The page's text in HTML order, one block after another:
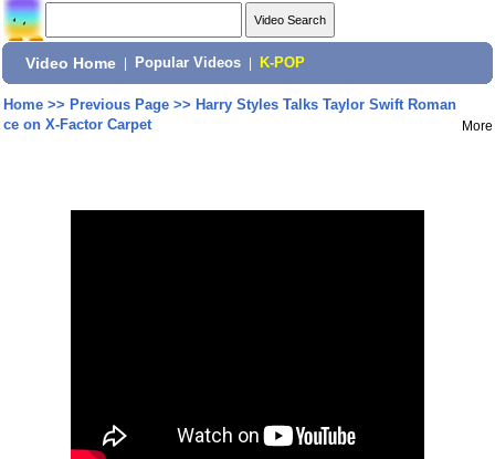
Video Home Popular Videos K-POP
Home>> Previous Page>> Harry Styles Talks Taylor Swift Roman
ce on X-Factor Carpet
More